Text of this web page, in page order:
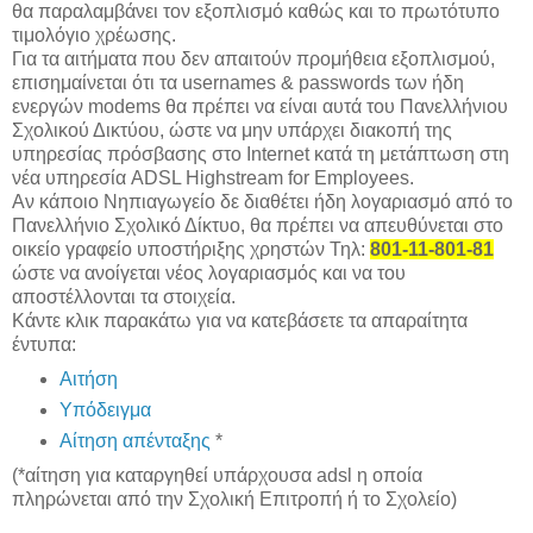
θα παραλαμβάνει τον εξοπλισμό καθώς και το πρωτότυπο
τιμολόγιο χρέωσης.
Για τα αιτήματα που δεν απαιτούν προμήθεια εξοπλισμού,
επισημαίνεται ότι τα usernames & passwords των ήδη
ενεργών modems θα πρέπει να είναι αυτά του Πανελλήνιου
Σχολικού Δικτύου, ώστε να μην υπάρχει διακοπή της
υπηρεσίας πρόσβασης στο Internet κατά τη μετάπτωση στη
νέα υπηρεσία ADSL Highstream for Employees.
Αν κάποιο Νηπιαγωγείο δε διαθέτει ήδη λογαριασμό από το
Πανελλήνιο Σχολικό Δίκτυο, θα πρέπει να απευθύνεται στο
οικείο γραφείο υποστήριξης χρηστών Τηλ: 801-11-801-81
ώστε να ανοίγεται νέος λογαριασμός και να του
αποστέλλονται τα στοιχεία.
Κάντε κλικ παρακάτω για να κατεβάσετε τα απαραίτητα
έντυπα:
Αιτήση
Υπόδειγμα
Αίτηση απένταξης *
(*αίτηση για καταργηθεί υπάρχουσα adsl η οποία
πληρώνεται από την Σχολική Επιτροπή ή το Σχολείο)